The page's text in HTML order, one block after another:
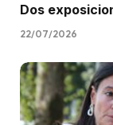
Dos
22/07/2026